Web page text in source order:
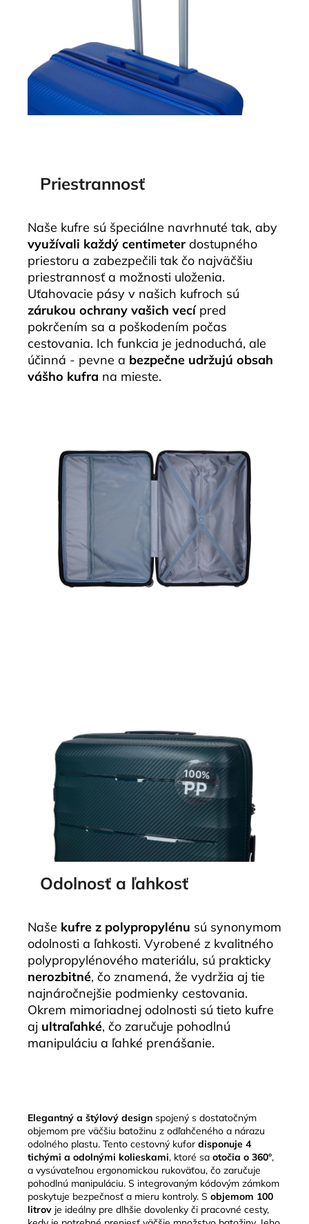
Priestrannosť
Naše kufre sú špeciálne navrhnuté tak, aby
využívali každý centimeter dostupného
priestoru a zabezpečili tak čo najväčšiu
priestrannosť a možnosti uloženia.
Uťahovacie pásy v našich kufroch sú
zárukou ochrany vašich vecípred
pokrčením sa a poškodením počas
cestovania. Ich funkcia je jednoduchá, ale
účinná - pevne a bezpečne udržujú obsah
vášho kufra na mieste.
Odolnosť a ľahkosť
Naše kufre z polypropylénu sú synonymom
odolnosti a ľahkosti. Vyrobené z kvalitného
polypropylénového materiálu, sú prakticky
nerozbitné, čo znamená, že vydržia aj tie
najnáročnejšie podmienky cestovania.
Okrem mimoriadnej odolnosti sú tieto kufre
aj ultraľahké, čo zaručuje pohodlnú
manipuláciu a ľahké prenášanie.
Elegantný a štýlový design spojený s dostatočným
objemom pre väčšiu batožinu z odľahčeného a nárazu
odolného plastu. Tento cestovný kufor disponuje 4
tichými a odolnými kolieskami, ktoré sa otočia o 360°,
a vysúvateľnou ergonomickou rukoväťou, čo zaručuje
pohodlnú manipuláciu. S integrovaným kódovým zámkom
poskytuje bezpečnosť a mieru kontroly. S objemom 100
litrov je ideálny pre dlhšie dovolenky či pracovné cesty,